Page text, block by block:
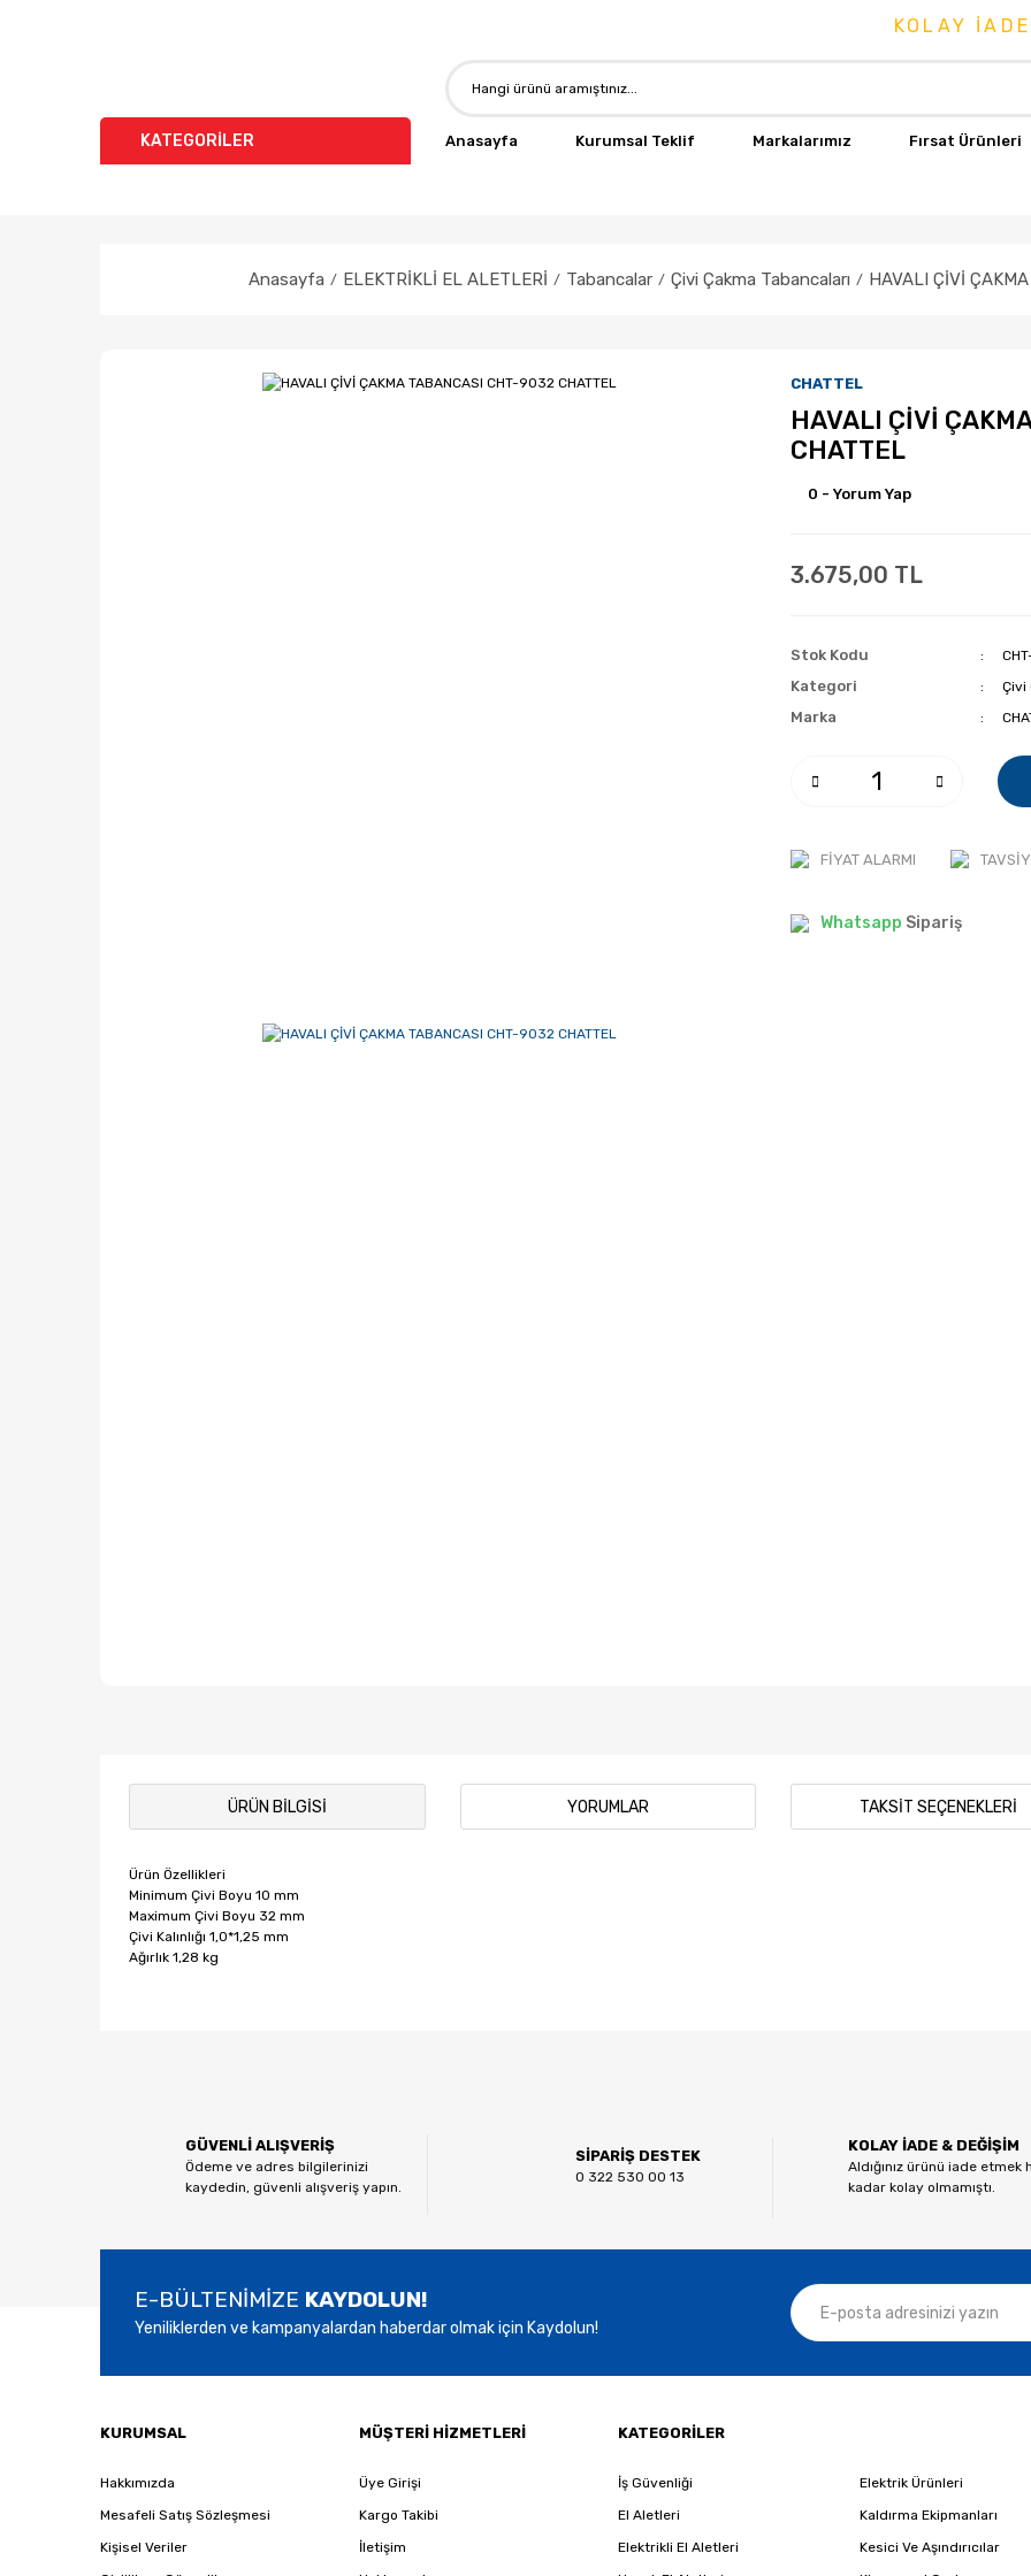
KOLAY İADE
KATEGORİLER Anasayfa Kurumsal Teklif Markalarımız Fırsat Ürünleri
Anasayfa ELEKTRİKLİ EL ALETLERİ Tabancalar Çivi Çakma Tabancaları HAVALI ÇİVİ
CHATTEL
HAVALI ÇİVİ
CHATTEL
0 - Yorum Yap
3.675,00 TL
Stok Kodu
Kategori Çivi
Marka
FIYAT ALARMI
Whatsapp Sipariş
ÜRÜN BILGISI YORUMLAR TAKSIT SEÇENEKLERI
Ürün Özellikleri
Minimum Çivi Boyu 10 mm
Maximum Çivi Boyu 32 mm
Çivi Kalınlığı 1,0*1,25 mm
Ağırlık 1,28 kg
Ürün açıklamasında eksik bilgiler bulunuyor.
Ürün bilgilerinde hatalar bulunuyor.
GÜVENLİ ALIŞVERİŞ
Ödeme ve adres bilgilerinizi
kaydedin, güvenli alışveriş yapın.
SİPARİŞ DESTEK
0 322 530 00 13
KOLAY İADE & DEĞİŞİM
Aldığınız ürünü iade etmek
kadar kolay olmamıştı.
E-BÜLTENİMİZE KAYDOLUN!
Yeniliklerden ve kampanyalardan haberdar olmak için Kaydolun!
KURUMSAL
Hakkımızda
Mesafeli Satış Sözleşmesi
Kişisel Veriler
MÜŞTERİ HİZMETLERİ
Üye Girişi
Kargo Takibi
İletişim
KATEGORİLER
İş Güvenliği
Elektrik Ürünleri
El Aletleri
Kaldırma Ekipmanları
Elektrikli El Aletleri
Kesici Ve Aşındırıcılar